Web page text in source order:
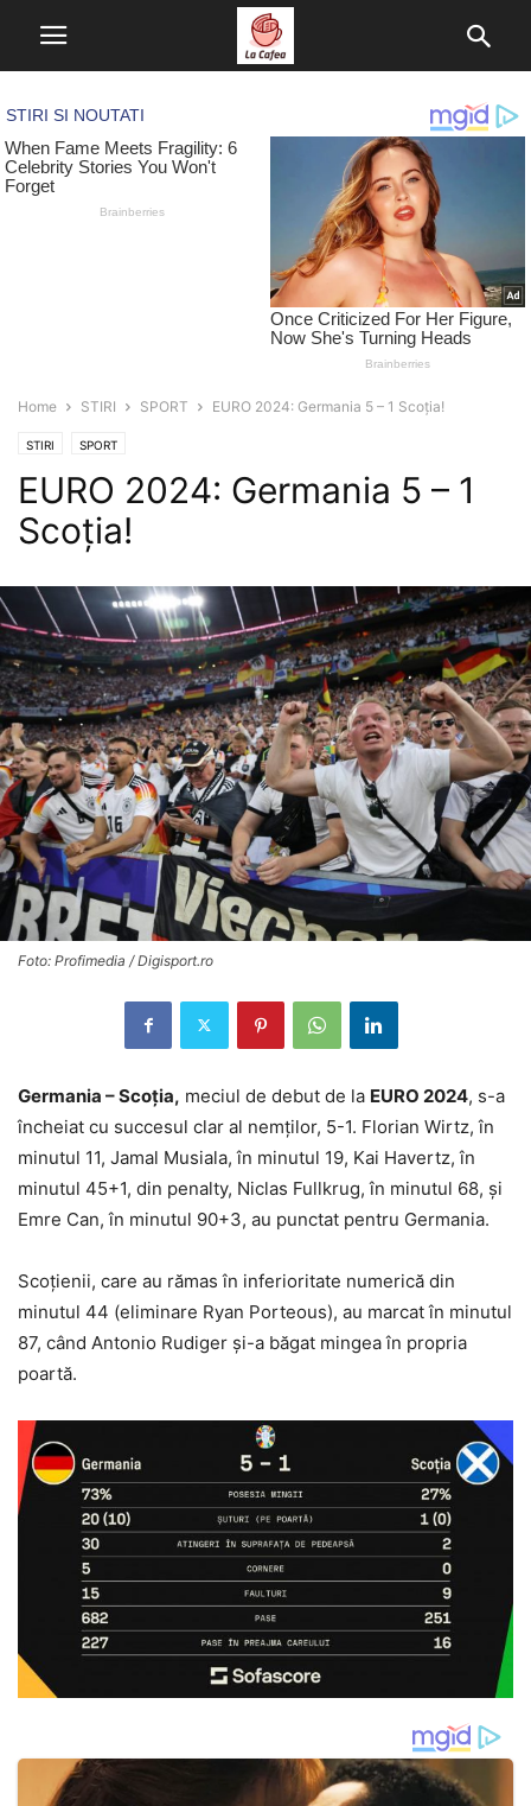
Home STIRI SPORT EURO 2024: Germania 5 – 1 Scoția!
STIRI SPORT
EURO 2024: Germania 5 – 1
Scoția!
Foto: Profimedia / Digisport.ro
Germania – Scoția, meciul de debut de la EURO 2024, s-a
încheiat cu succesul clar al nemților, 5-1. Florian Wirtz, în
minutul 11, Jamal Musiala, în minutul 19, Kai Havertz, în
minutul 45+1, din penalty, Niclas Fullkrug, în minutul 68, și
Emre Can, în minutul 90+3, au punctat pentru Germania.
Scoțienii, care au rămas în inferioritate numerică din
minutul 44 (eliminare Ryan Porteous), au marcat în minutul
87, când Antonio Rudiger și-a băgat mingea în propria
poartă.